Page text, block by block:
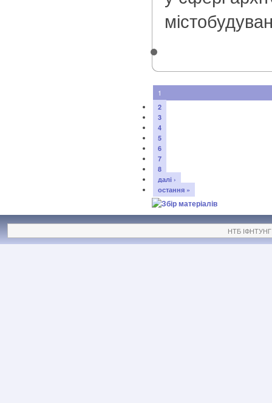
1
2
3
4
5
6
7
8
далі ›
остання »
НТБ ІФНТУНГ